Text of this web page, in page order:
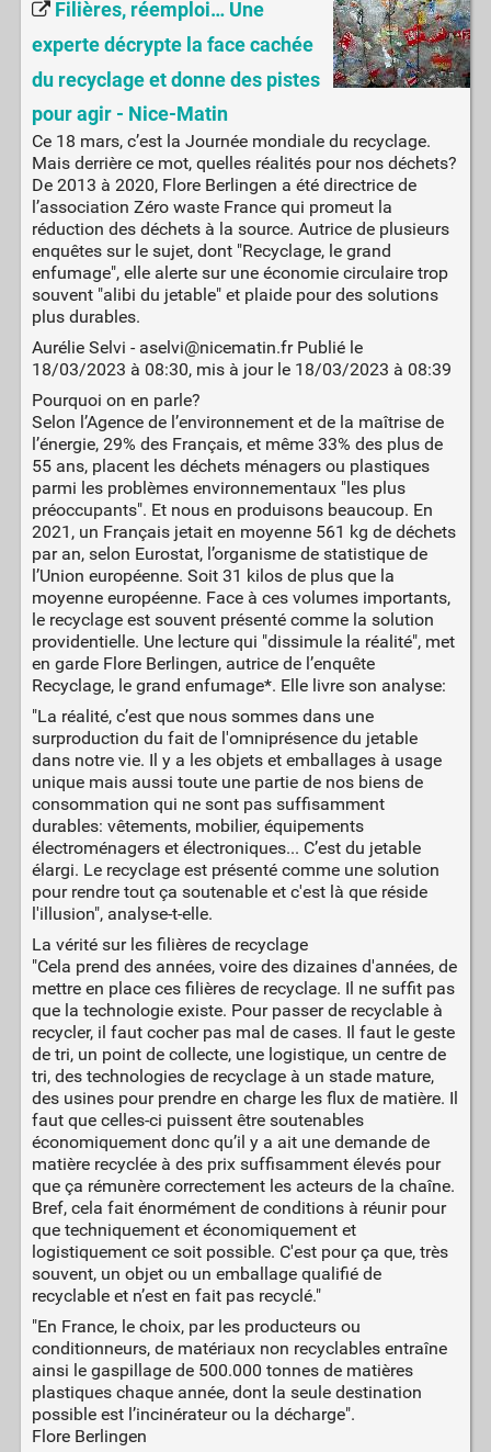
Filières, réemploi… Une
experte décrypte la face cachée
du recyclage et donne des pistes
pour agir - Nice-Matin
Ce 18 mars, c’est la Journée mondiale du recyclage.
Mais derrière ce mot, quelles réalités pour nos déchets?
De 2013 à 2020, Flore Berlingen a été directrice de
l’association Zéro waste France qui promeut la
réduction des déchets à la source. Autrice de plusieurs
enquêtes sur le sujet, dont "Recyclage, le grand
enfumage", elle alerte sur une économie circulaire trop
souvent "alibi du jetable" et plaide pour des solutions
plus durables.
Aurélie Selvi - aselvi@nicematin.fr Publié le
18/03/2023 à 08:30, mis à jour le 18/03/2023 à 08:39
Pourquoi on en parle?
Selon l’Agence de l’environnement et de la maîtrise de
l’énergie, 29% des Français, et même 33% des plus de
55 ans, placent les déchets ménagers ou plastiques
parmi les problèmes environnementaux "les plus
préoccupants". Et nous en produisons beaucoup. En
2021, un Français jetait en moyenne 561 kg de déchets
par an, selon Eurostat, l’organisme de statistique de
l’Union européenne. Soit 31 kilos de plus que la
moyenne européenne. Face à ces volumes importants,
le recyclage est souvent présenté comme la solution
providentielle. Une lecture qui "dissimule la réalité", met
en garde Flore Berlingen, autrice de l’enquête
Recyclage, le grand enfumage*. Elle livre son analyse:
"La réalité, c’est que nous sommes dans une
surproduction du fait de l'omniprésence du jetable
dans notre vie. Il y a les objets et emballages à usage
unique mais aussi toute une partie de nos biens de
consommation qui ne sont pas suffisamment
durables: vêtements, mobilier, équipements
électroménagers et électroniques... C’est du jetable
élargi. Le recyclage est présenté comme une solution
pour rendre tout ça soutenable et c'est là que réside
l'illusion", analyse-t-elle.
La vérité sur les filières de recyclage
"Cela prend des années, voire des dizaines d'années, de
mettre en place ces filières de recyclage. Il ne suffit pas
que la technologie existe. Pour passer de recyclable à
recycler, il faut cocher pas mal de cases. Il faut le geste
de tri, un point de collecte, une logistique, un centre de
tri, des technologies de recyclage à un stade mature,
des usines pour prendre en charge les flux de matière. Il
faut que celles-ci puissent être soutenables
économiquement donc qu’il y a ait une demande de
matière recyclée à des prix suffisamment élevés pour
que ça rémunère correctement les acteurs de la chaîne.
Bref, cela fait énormément de conditions à réunir pour
que techniquement et économiquement et
logistiquement ce soit possible. C'est pour ça que, très
souvent, un objet ou un emballage qualifié de
recyclable et n’est en fait pas recyclé."
"En France, le choix, par les producteurs ou
conditionneurs, de matériaux non recyclables entraîne
ainsi le gaspillage de 500.000 tonnes de matières
plastiques chaque année, dont la seule destination
possible est l’incinérateur ou la décharge".
Flore Berlingen